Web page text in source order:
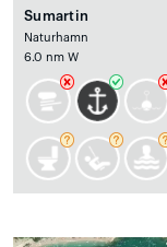
Sumartin
Naturhamn
6.0 nm W